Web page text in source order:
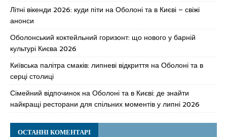
Літні вікенди 2026: куди піти на Оболоні та в Києві – свіжі
анонси
Оболонський коктейльний горизонт: що нового у барній
культурі Києва 2026
Київська палітра смаків: липневі відкриття на Оболоні та в
серці столиці
Сімейний відпочинок на Оболоні та в Києві: де знайти
найкращі ресторани для спільних моментів у липні 2026
ОСТАННІ КОМЕНТАРІ